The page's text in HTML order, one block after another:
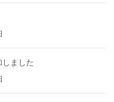
しました